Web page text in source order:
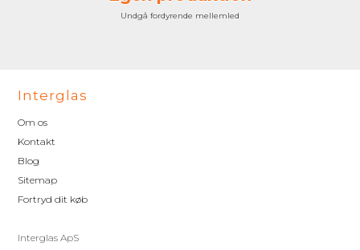
Undgå fordyrende mellemled
Interglas
Om os
Kontakt
Blog
Sitemap
Fortryd dit køb
Interglas ApS